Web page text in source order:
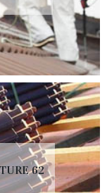
62